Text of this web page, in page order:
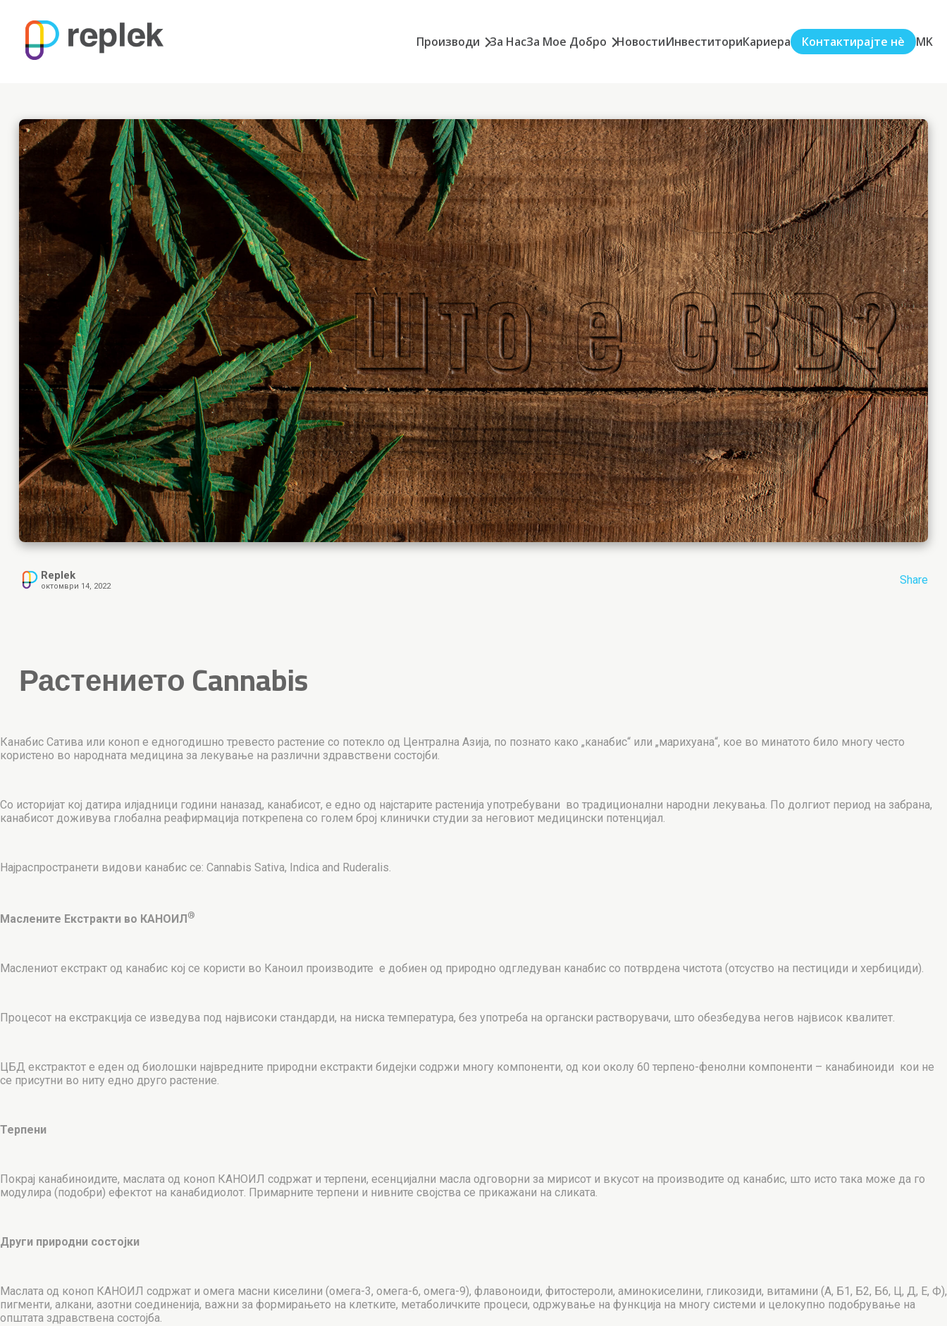
Производи За НасЗа Мое Добро НовостиИнвеститориКариера Контактирајте нè MK
Replek
октомври 14, 2022 Share
Растението Cannabis
Канабис Сатива или коноп е едногодишно тревесто растение со потекло од Централна Азија, по познато како „канабис“ или „марихуана“, кое во минатото било многу често
користено во народната медицина за лекување на различни здравствени состојби.
Со историјат кој датира илјадници години наназад, канабисот, е едно од најстарите растенија употребувани во традиционални народни лекувања. По долгиот период на забрана,
канабисот доживува глобална реафирмација поткрепена со голем број клинички студии за неговиот медицински потенцијал.
Најраспространети видови канабис се: Cannabis Sativa, Indica and Ruderalis.
Маслените Екстракти во КАНОИЛ ®
Маслениот екстракт од канабис кој се користи во Каноил производите е добиен од природно одгледуван канабис со потврдена чистота (отсуство на пестициди и хербициди).
Процесот на екстракција се изведува под највисоки стандарди, на ниска температура, без употреба на органски растворувачи, што обезбедува негов највисок квалитет.
ЦБД екстрактот е еден од биолошки највредните природни екстракти бидејки содржи многу компоненти, од кои околу 60 терпено-фенолни компоненти – канабиноиди кои не
се присутни во ниту едно друго растение.
Терпени
Покрај канабиноидите, маслата од коноп КАНОИЛ содржат и терпени, есенцијални масла одговорни за мирисот и вкусот на производите од канабис, што исто така може да го
модулира (подобри) ефектот на канабидиолот. Примарните терпени и нивните својства се прикажани на сликата.
Други природни состојки
Маслата од коноп КАНОИЛ содржат и омега масни киселини (омега-3, омега-6, омега-9), флавоноиди, фитостероли, аминокиселини, гликозиди, витамини (А, Б1, Б2, Б6, Ц, Д, Е, Ф),
пигменти, алкани, азотни соединенија, важни за формирањето на клетките, метаболичките процеси, одржување на функција на многу системи и целокупно подобрување на
општата здравствена состојба.